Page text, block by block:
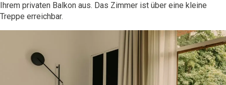
Ihrem privaten Balkon aus. Das Zimmer ist über eine kleine
Treppe erreichbar.